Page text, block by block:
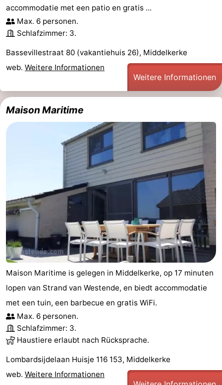
accommodatie met een patio en gratis ...
Max. 6 personen.
Schlafzimmer: 3.
Bassevillestraat 80 (vakantiehuis 26), Middelkerke
web. Weitere Informationen
Weitere Informationen
Maison Maritime
Maison Maritime is gelegen in Middelkerke, op 17 minuten
lopen van Strand van Westende, en biedt accommodatie
met een tuin, een barbecue en gratis WiFi.
Max. 6 personen.
Schlafzimmer: 3.
Haustiere erlaubt nach Rücksprache.
Lombardsijdelaan Huisje 116 153, Middelkerke
web. Weitere Informationen